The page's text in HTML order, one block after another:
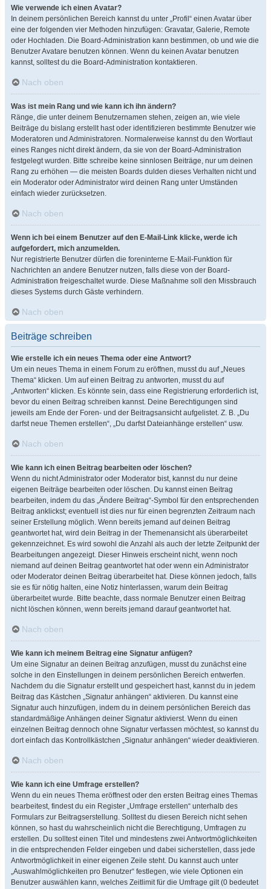
Wie verwende ich einen Avatar?
In deinem persönlichen Bereich kannst du unter „Profil“ einen Avatar über
eine der folgenden vier Methoden hinzufügen: Gravatar, Galerie, Remote
oder Hochladen. Die Board-Administration kann bestimmen, ob und wie die
Benutzer Avatare benutzen können. Wenn du keinen Avatar benutzen
kannst, solltest du die Board-Administration kontaktieren.
Nach oben
Was ist mein Rang und wie kann ich ihn ändern?
Ränge, die unter deinem Benutzernamen stehen, zeigen an, wie viele
Beiträge du bislang erstellt hast oder identifizieren bestimmte Benutzer wie
Moderatoren und Administratoren. Normalerweise kannst du den Wortlaut
eines Ranges nicht direkt ändern, da sie von der Board-Administration
festgelegt wurden. Bitte schreibe keine sinnlosen Beiträge, nur um deinen
Rang zu erhöhen — die meisten Boards dulden dieses Verhalten nicht und
ein Moderator oder Administrator wird deinen Rang unter Umständen
einfach wieder zurücksetzen.
Nach oben
Wenn ich bei einem Benutzer auf den E-Mail-Link klicke, werde ich
aufgefordert, mich anzumelden.
Nur registrierte Benutzer dürfen die foreninterne E-Mail-Funktion für
Nachrichten an andere Benutzer nutzen, falls diese von der Board-
Administration freigeschaltet wurde. Diese Maßnahme soll den Missbrauch
dieses Systems durch Gäste verhindern.
Nach oben
Beiträge schreiben
Wie erstelle ich ein neues Thema oder eine Antwort?
Um ein neues Thema in einem Forum zu eröffnen, musst du auf „Neues
Thema“ klicken. Um auf einen Beitrag zu antworten, musst du auf
„Antworten“ klicken. Es könnte sein, dass eine Registrierung erforderlich ist,
bevor du einen Beitrag schreiben kannst. Deine Berechtigungen sind
jeweils am Ende der Foren- und der Beitragsansicht aufgelistet. Z. B. „Du
darfst neue Themen erstellen“, „Du darfst Dateianhänge erstellen“ usw.
Nach oben
Wie kann ich einen Beitrag bearbeiten oder löschen?
Wenn du nicht Administrator oder Moderator bist, kannst du nur deine
eigenen Beiträge bearbeiten oder löschen. Du kannst einen Beitrag
bearbeiten, indem du das „Ändere Beitrag“-Symbol für den entsprechenden
Beitrag anklickst; eventuell ist dies nur für einen begrenzten Zeitraum nach
seiner Erstellung möglich. Wenn bereits jemand auf deinen Beitrag
geantwortet hat, wird dein Beitrag in der Themenansicht als überarbeitet
gekennzeichnet. Es wird sowohl die Anzahl als auch der letzte Zeitpunkt der
Bearbeitungen angezeigt. Dieser Hinweis erscheint nicht, wenn noch
niemand auf deinen Beitrag geantwortet hat oder wenn ein Administrator
oder Moderator deinen Beitrag überarbeitet hat. Diese können jedoch, falls
sie es für nötig halten, eine Notiz hinterlassen, warum dein Beitrag
überarbeitet wurde. Bitte beachte, dass normale Benutzer einen Beitrag
nicht löschen können, wenn bereits jemand darauf geantwortet hat.
Nach oben
Wie kann ich meinem Beitrag eine Signatur anfügen?
Um eine Signatur an deinen Beitrag anzufügen, musst du zunächst eine
solche in den Einstellungen in deinem persönlichen Bereich entwerfen.
Nachdem du die Signatur erstellt und gespeichert hast, kannst du in jedem
Beitrag das Kästchen „Signatur anhängen“ aktivieren. Du kannst eine
Signatur auch hinzufügen, indem du in deinem persönlichen Bereich das
standardmäßige Anhängen deiner Signatur aktivierst. Wenn du einen
einzelnen Beitrag dennoch ohne Signatur verfassen möchtest, so kannst du
dort einfach das Kontrollkästchen „Signatur anhängen“ wieder deaktivieren.
Nach oben
Wie kann ich eine Umfrage erstellen?
Wenn du ein neues Thema eröffnest oder den ersten Beitrag eines Themas
bearbeitest, findest du ein Register „Umfrage erstellen“ unterhalb des
Formulars zur Beitragserstellung. Solltest du diesen Bereich nicht sehen
können, so hast du wahrscheinlich nicht die Berechtigung, Umfragen zu
erstellen. Du solltest einen Titel und mindestens zwei Antwortmöglichkeiten
in die entsprechenden Felder eingeben und dabei sicherstellen, dass jede
Antwortmöglichkeit in einer eigenen Zeile steht. Du kannst auch unter
„Auswahlmöglichkeiten pro Benutzer“ festlegen, wie viele Optionen ein
Benutzer auswählen kann, welches Zeitlimit für die Umfrage gilt (0 bedeutet